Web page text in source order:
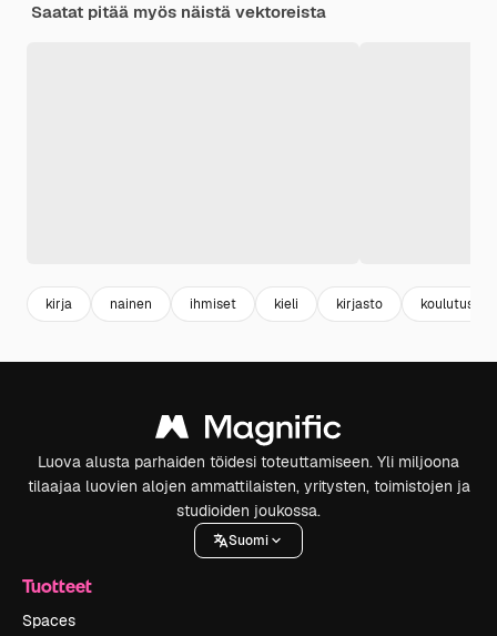
Saatat pitää myös näistä vektoreista
kirja nainen ihmiset kieli kirjasto koulutus
Luova alusta parhaiden töidesi toteuttamiseen. Yli miljoona
tilaajaa luovien alojen ammattilaisten, yritysten, toimistojen ja
studioiden joukossa.
Suomi
Tuotteet
Spaces